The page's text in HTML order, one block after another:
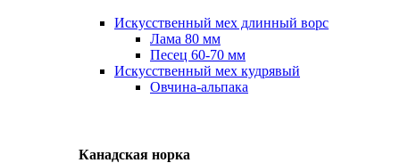
Искусственный мех длинный ворс
Лама 80 мм
Песец 60-70 мм
Искусственный мех кудрявый
Овчина-альпака
Канадская норка